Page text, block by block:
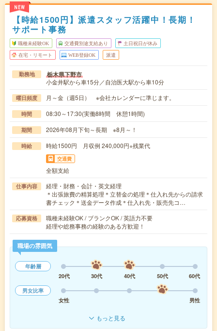
NEW
【時給1500円】派遣スタッフ活躍中！長期！
サポート事務
職種未経験OK 交通費別途支給あり 土日祝日が休み
在宅・リモート WEB登録OK 派遣
勤務地 栃木県下野市
小金井駅から車15分／自治医大駅から車10分
曜日頻度 月～金（週5日） ※会社カレンダーに準じます。
時間 08:30～17:30(実働8時間 休憩1時間)
期間 2026年08月下旬～長期 ※8月～！
時給 時給1500円 月収例 240,000円+残業代
交通費
全額支給
仕事内容
経理・財務・会計・英文経理
＊出張旅費の精算処理＊立替金の処理＊仕入れ先からの請求
書チェック＊送金データ作成＊仕入れ先・販売先コ…
応募資格
職種未経験OK / ブランクOK / 英語力不要
経理や総務事務の経験のある方歓迎！
職場の雰囲気
年齢層
20代
30代 40代 50代
60代
男女比率
女性
男性
もっと見る